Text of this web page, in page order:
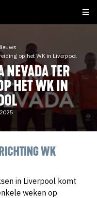
op het WK in Liverpool
NEVADA TER
HET WK IN
WK
in Liverpool komt
weken op